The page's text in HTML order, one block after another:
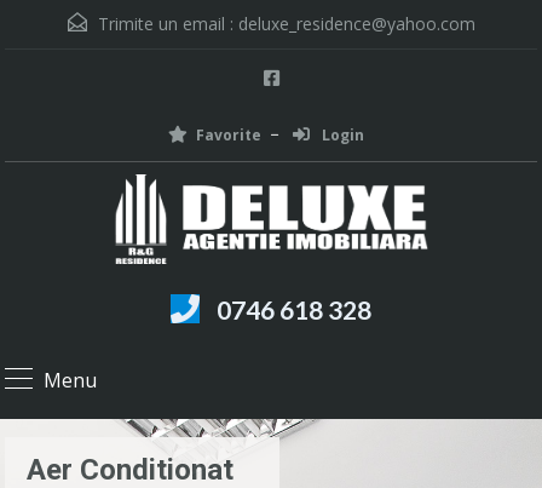
Trimite un email : deluxe_residence@yahoo.com
Favorite Login
0746 618 328
Menu
Aer Conditionat